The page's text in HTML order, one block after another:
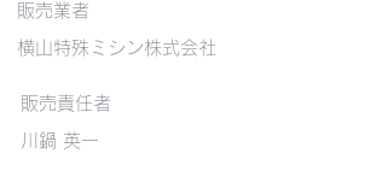
販売業者
​横山特殊ミシン株式会社
​販売責任者
​川鍋 英一